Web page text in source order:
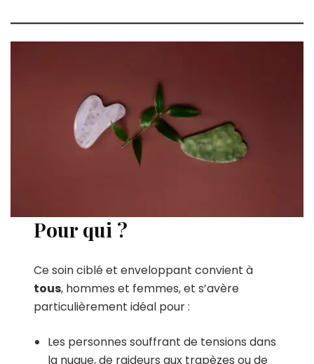
Pour qui ?
Ce soin ciblé et enveloppant convient à
tous, hommes et femmes, et s’avère
particulièrement idéal pour :
Les personnes souffrant de tensions dans
la nuque, de raideurs aux trapèzes ou de